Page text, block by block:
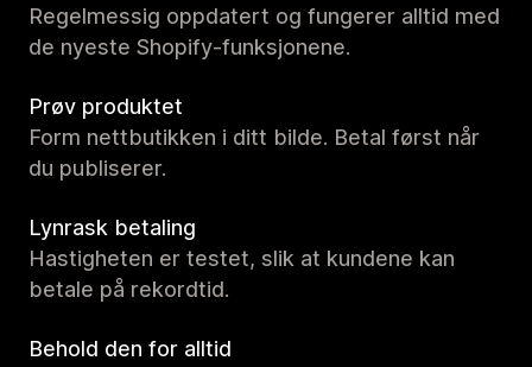
Regelmessig oppdatert og fungerer alltid med
de nyeste Shopify-funksjonene.
Prøv produktet
Form nettbutikken i ditt bilde. Betal først når
du publiserer.
Lynrask betaling
Hastigheten er testet, slik at kundene kan
betale på rekordtid.
Behold den for alltid